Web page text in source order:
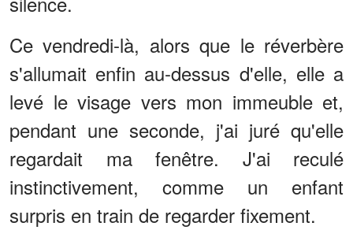
Ce vendredi-là, alors que le réverbère
s'allumait enfin au-dessus d'elle, elle a
levé le visage vers mon immeuble et,
pendant une seconde, j'ai juré qu'elle
regardait ma fenêtre. J'ai reculé
instinctivement, comme un enfant
surpris en train de regarder fixement.